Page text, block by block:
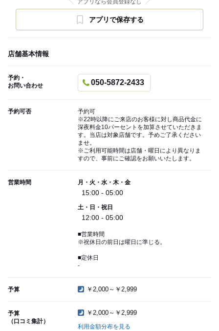
アプリなら会員登録なし
アプリで保存する
店舗基本情報
予約・
お問い合わせ
050-5872-2433
予約可否
予約可
※22時以降にご来店のお客様に対し商品代金に
深夜料金10パーセントを加算させていただきま
す。当店は対象店舗です。予めご了承ください
ませ。
※ご利用可能時間は店舗・曜日により異なりま
すので、事前にご確認をお願いいたします。
営業時間 月・火・水・木・金
15:00 - 05:00
土・日・祝日
12:00 - 05:00
■営業時間
※祝休日の前日は曜日に準じる。
■定休日
-
予算 ￥2,000～￥2,999
予算
（口コミ集計）
￥2,000～￥2,999
利用金額分布を見る